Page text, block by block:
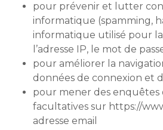
pour prévenir et lutter
informatique (spamming,
informatique utilisé pour
l’adresse IP, le mot de
pour améliorer la
données de connexion et
pour mener des enquêtes
facultatives sur https://
adresse email